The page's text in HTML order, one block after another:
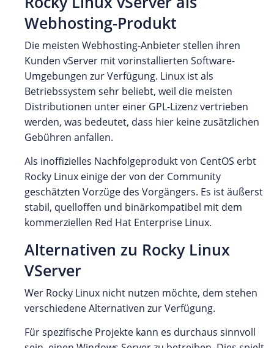
Webhosting-Produkt
Die meisten Webhosting-Anbieter stellen ihren
Kunden vServer mit vorinstallierten Software-
Umgebungen zur Verfügung. Linux ist als
Betriebssystem sehr beliebt, weil die meisten
Distributionen unter einer GPL-Lizenz vertrieben
werden, was bedeutet, dass hier keine zusätzlichen
Gebühren anfallen.
Als inoffizielles Nachfolgeprodukt von CentOS erbt
Rocky Linux einige der von der Community
geschätzten Vorzüge des Vorgängers. Es ist äußerst
stabil, quelloffen und binärkompatibel mit dem
kommerziellen Red Hat Enterprise Linux.
Alternativen zu Rocky Linux
VServer
Wer Rocky Linux nicht nutzen möchte, dem stehen
verschiedene Alternativen zur Verfügung.
Für spezifische Projekte kann es durchaus sinnvoll